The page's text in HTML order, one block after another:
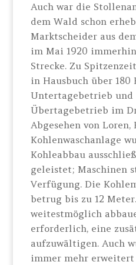
Auch war die
dem Wald schon
Marktscheider aus
im Mai 1920 immerhin
Strecke. Zu
in Hausbuch über
Untertagebetrieb und
Übertagebetrieb im
Abgesehen von
Kohlenwaschanlage
Kohleabbau
geleistet; Maschinen
Verfügung. Die
betrug bis zu 12
weitestmöglich
erforderlich, eine
aufzuwältigen. Auch
immer mehr erweitert